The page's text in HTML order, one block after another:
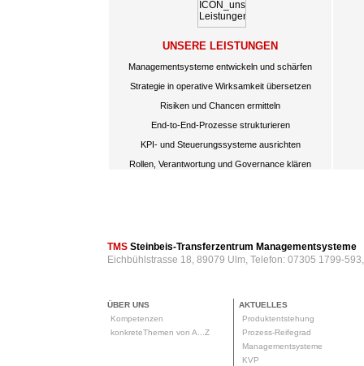
UNSERE LEISTUNGEN
Managementsysteme entwickeln und schärfen
Strategie in operative Wirksamkeit übersetzen
Risiken und Chancen ermitteln
End-to-End-Prozesse strukturieren
KPI- und Steuerungssysteme ausrichten
Rollen, Verantwortung und Governance klären
TMS Steinbeis-Transferzentrum Managementsysteme
Eichbühlstrasse 18, 89079 Ulm, Telefon: 07305 1799-
ÜBER UNS
Kompetenzen
konkreteThemen von A...Z
AKTUELLES
Produktentstehung
Prozess-Reifegrad
Managementsysteme
KVP